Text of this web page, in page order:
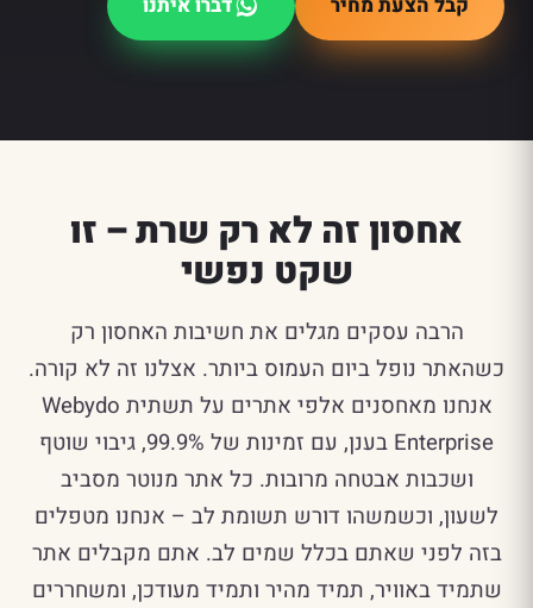
קבל הצעת מחיר דברו איתנו
אחסון זה לא רק שרת – זו
שקט נפשי
הרבה עסקים מגלים את חשיבות האחסון רק
כשהאתר נופל ביום העמוס ביותר. אצלנו זה לא קורה.
אנחנו מאחסנים אלפי אתרים על תשתית Webydo
Enterprise בענן, עם זמינות של 99.9%, גיבוי שוטף
ושכבות אבטחה מרובות. כל אתר מנוטר מסביב
לשעון, וכשמשהו דורש תשומת לב – אנחנו מטפלים
בזה לפני שאתם בכלל שמים לב. אתם מקבלים אתר
שתמיד באוויר, תמיד מהיר ותמיד מעודכן, ומשחררים